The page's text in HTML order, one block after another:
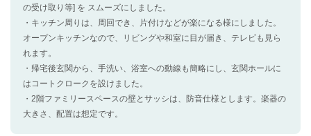
の受け取り等] を スムーズにしました。
・キッチン周りは、周回でき、片付けなどが楽になる様にしました。
オープンキッチンなので、リビングや和室に目が届き、テレビも見ら
れます。
・帰宅後玄関から、手洗い、浴室への動線も簡略にし、玄関ホールに
はコートクロークを設けました。
・2階ファミリースペースの壁とサッシは、防音仕様とします。楽器の
大きさ、配置は想定です。